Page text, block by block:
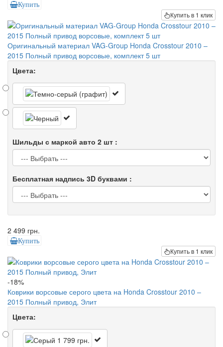
Купить
Купить в 1 клик
Оригинальный материал VAG-Group Honda Crosstour 2010 –
2015 Полный привод ворсовые, комплект 5 шт
Цвета:
Шильды с маркой авто 2 шт :
Бесплатная надпись 3D буквами :
2 499 грн.
Купить
Купить в 1 клик
-18%
Коврики ворсовые серого цвета на Honda Crosstour 2010 –
2015 Полный привод, Элит
Цвета: